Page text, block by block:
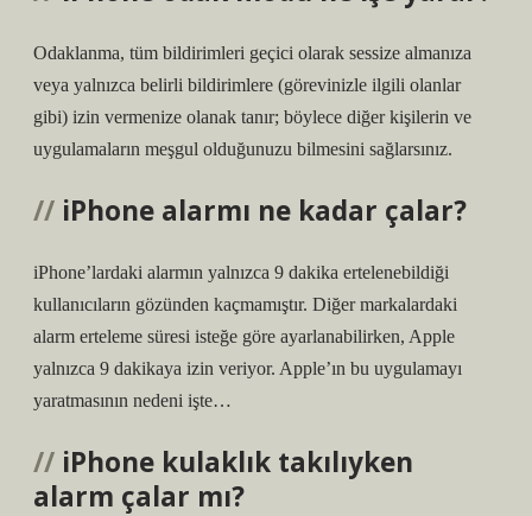
Odaklanma, tüm bildirimleri geçici olarak sessize almanıza
veya yalnızca belirli bildirimlere (görevinizle ilgili olanlar
gibi) izin vermenize olanak tanır; böylece diğer kişilerin ve
uygulamaların meşgul olduğunuzu bilmesini sağlarsınız.
iPhone alarmı ne kadar çalar?
iPhone’lardaki alarmın yalnızca 9 dakika ertelenebildiği
kullanıcıların gözünden kaçmamıştır. Diğer markalardaki
alarm erteleme süresi isteğe göre ayarlanabilirken, Apple
yalnızca 9 dakikaya izin veriyor. Apple’ın bu uygulamayı
yaratmasının nedeni işte…
iPhone kulaklık takılıyken
alarm çalar mı?